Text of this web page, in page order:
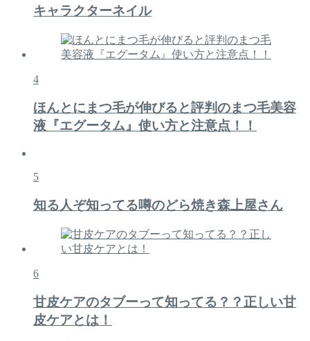
キャラクターネイル
4
ほんとにまつ毛が伸びると評判のまつ毛美容
液『エグータム』使い方と注意点！！
5
知る人ぞ知ってる噂のどら焼き森上屋さん
6
甘皮ケアのタブーって知ってる？？正しい甘
皮ケアとは！